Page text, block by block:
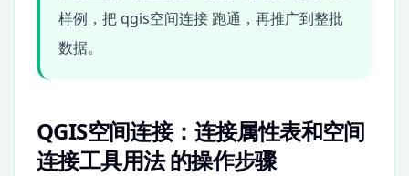
样例，把 qgis空间连接 跑通，再推广到整批
数据。
QGIS空间连接：连接属性表和空间
连接工具用法 的操作步骤